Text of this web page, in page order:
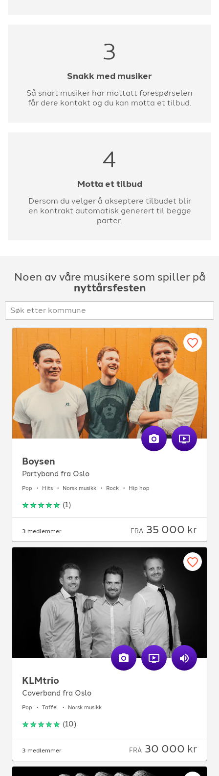
3
Snakk med musiker
Så snart musiker har mottatt forespørselen
får dere kontakt og du kan motta et tilbud.
4
Motta et tilbud
Dersom du velger å akseptere tilbudet blir
en kontrakt automatisk generert til begge
parter.
Noen av våre musikere som spiller på
nyttårsfesten
Boysen
Partyband fra Oslo
Pop Hits Norsk musikk Rock Hip hop
(1)
3 medlemmer FRA 35 000 kr
KLMtrio
Coverband fra Oslo
Pop Taffel Norsk musikk
(10)
3 medlemmer FRA 30 000 kr